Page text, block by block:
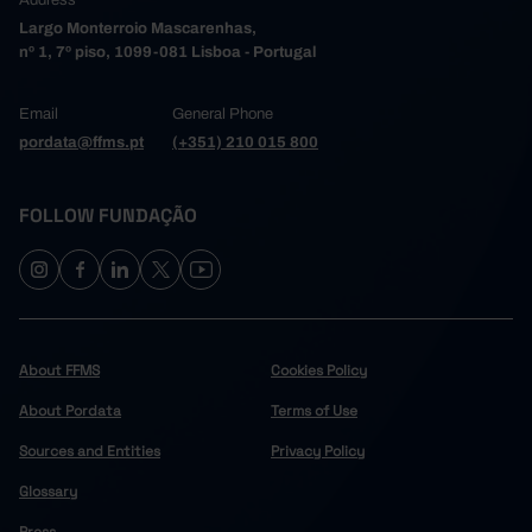
2013
2014
-81,812
-183,442
2017
-158,566
2019
2020
2021
2024
5,387
2025
23,474
Largo Monterroio Mascarenhas,
nº 1, 7º piso, 1099-081 Lisboa - Portugal
Email
pordata@ffms.pt
General Phone
(+351) 210 015 800
FOLLOW FUNDAÇÃO
About FFMS
About Pordata
Sources and Entities
Glossary
Cookies Policy
Terms of Use
Privacy Policy